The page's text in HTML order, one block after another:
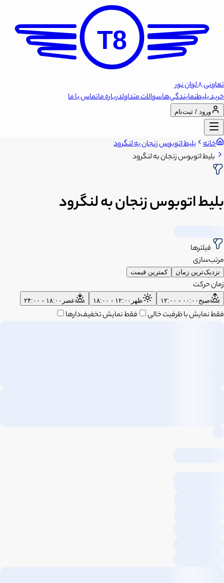
T8
تعاونی 8 لوان نور
خرید بلیطنمایندگی‌هاسوالات متداولدرباره ماتماس با ما
ورود / ثبت‌نام
خانه بلیط اتوبوس زنجان به لنگرود
بلیط اتوبوس زنجان به لنگرود
بلیط اتوبوس زنجان به لنگرود
فیلترها
مرتب‌سازی
نزدیک‌ترین زمان کمترین قیمت
زمان حرکت
صبح ۰۰:۰۰ - ۱۲:۰۰ ظهر ۱۲:۰۰ - ۱۸:۰۰ عصر ۱۸:۰۰ - ۲۴:۰۰
فقط نمایش با ظرفیت خالی فقط نمایش تخفیف‌دارها